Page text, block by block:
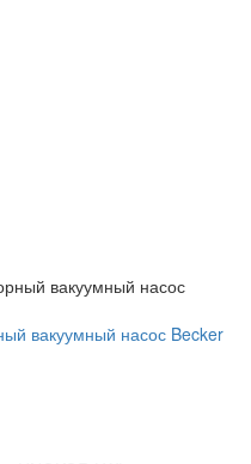
вакуумный насос Becker